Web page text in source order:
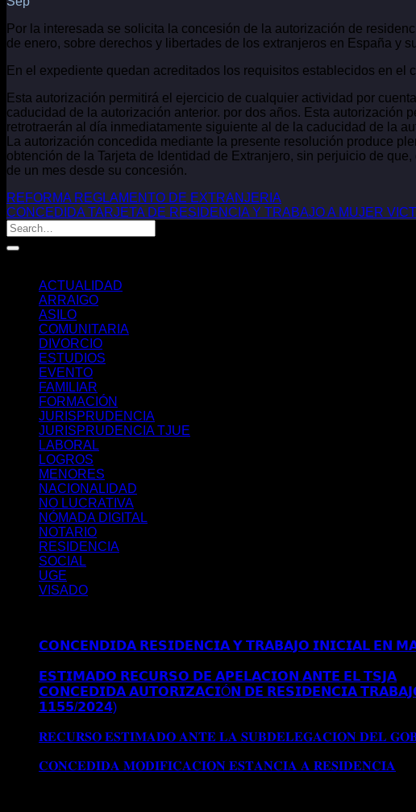
Por la interesada se solicita la concesión de la autorización de
de enero, sobre derechos y libertades de los extranjeros en España y
En el expediente quedan acreditados los requisitos establecidos en
Esta autorización permitirá el ejercicio de cualquier actividad por
caducidad de la autorización anterior. por dos años. Esta autorización
retrotraerán al día inmediatamente siguiente al de la caducidad de la
La autorización concedida mediante la presente resolución produce
obtención de la Tarjeta de Identidad de Extranjero, sin perjuicio de
de un mes desde su concesión.
REFORMA REGLAMENTO DE EXTRANJERIA
CONCEDIDA TARJETA DE RESIDENCIA Y TRABAJO A MUJER
ACTUALIDAD
ARRAIGO
ASILO
COMUNITARIA
DIVORCIO
ESTUDIOS
EVENTO
FAMILIAR
FORMACIÓN
JURISPRUDENCIA
JURISPRUDENCIA TJUE
LABORAL
LOGROS
MENORES
NACIONALIDAD
NO LUCRATIVA
NÓMADA DIGITAL
NOTARIO
RESIDENCIA
SOCIAL
UGE
VISADO
𝗖𝗢𝗡𝗖𝗘𝗡𝗗𝗜𝗗𝗔 𝗥𝗘𝗦𝗜𝗗𝗘𝗡𝗖𝗜𝗔 𝗬 𝗧𝗥𝗔𝗕𝗔𝗝𝗢 𝗜𝗡𝗜𝗖𝗜𝗔𝗟 𝗘𝗡
𝗘𝗦𝗧𝗜𝗠𝗔𝗗𝗢 𝗥𝗘𝗖𝗨𝗥𝗦𝗢 𝗗𝗘 𝗔𝗣𝗘𝗟𝗔𝗖𝗜𝗢𝗡 𝗔𝗡𝗧𝗘 𝗘𝗟 𝗧𝗦𝗝𝗔
𝗖𝗢𝗡𝗖𝗘𝗗𝗜𝗗𝗔 𝗔𝗨𝗧𝗢𝗥𝗜𝗭𝗔𝗖𝗜Ó𝗡 𝗗𝗘 𝗥𝗘𝗦𝗜𝗗𝗘𝗡𝗖𝗜𝗔
𝟭𝟭𝟱𝟱/𝟮𝟬𝟮𝟰)
𝐑𝐄𝐂𝐔𝐑𝐒𝐎 𝐄𝐒𝐓𝐈𝐌𝐀𝐃𝐎 𝐀𝐍𝐓𝐄 𝐋𝐀 𝐒𝐔𝐁𝐃𝐄𝐋𝐄𝐆𝐀𝐂𝐈𝐎𝐍 𝐃𝐄𝐋
𝐂𝐎𝐍𝐂𝐄𝐃𝐈𝐃𝐀 𝐌𝐎𝐃𝐈𝐅𝐈𝐂𝐀𝐂𝐈𝐎𝐍 𝐄𝐒𝐓𝐀𝐍𝐂𝐈𝐀 𝐀 𝐑𝐄𝐒𝐈𝐃𝐄𝐍𝐂𝐈𝐀